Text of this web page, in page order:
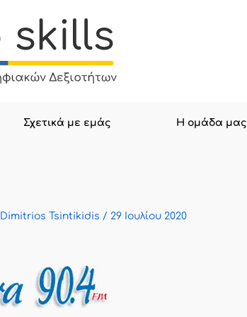
Σχετικά με εμάς Η ομάδα μας
Dimitrios Tsintikidis / 29 Ιουλίου 2020